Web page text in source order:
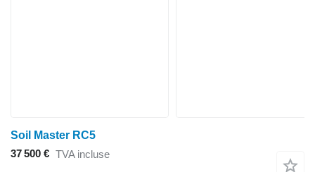
Soil Master RC5
37 500 € TVA incluse